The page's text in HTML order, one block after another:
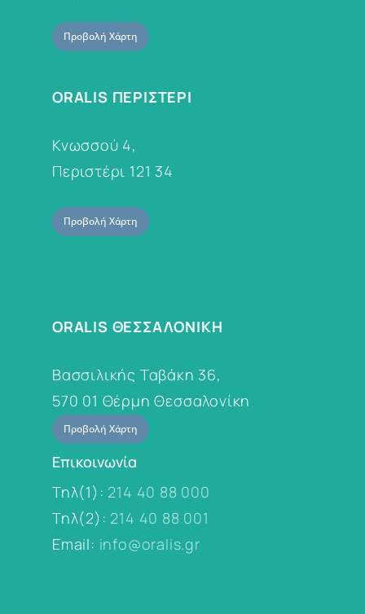
Προβολή Χάρτη
ORALIS ΠΕΡΙΣΤΕΡΙ
Κνωσσού 4,
Περιστέρι 121 34
Προβολή Χάρτη
ORALIS ΘΕΣΣΑΛΟΝΙΚΗ
Βασσιλικής Ταβάκη 36,
570 01 Θέρμη Θεσσαλονίκη
Προβολή Χάρτη
Επικοινωνία
Τηλ(1): 214 40 88 000
Τηλ(2): 214 40 88 001
Email: info@oralis.gr